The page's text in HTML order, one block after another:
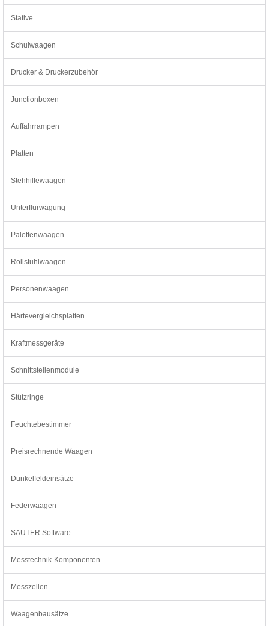
Stative
Schulwaagen
Drucker & Druckerzubehör
Junctionboxen
Auffahrrampen
Platten
Stehhilfewaagen
Unterflurwägung
Palettenwaagen
Rollstuhlwaagen
Personenwaagen
Härtevergleichsplatten
Kraftmessgeräte
Schnittstellenmodule
Stützringe
Feuchtebestimmer
Preisrechnende Waagen
Dunkelfeldeinsätze
Federwaagen
SAUTER Software
Messtechnik-Komponenten
Messzellen
Waagenbausätze